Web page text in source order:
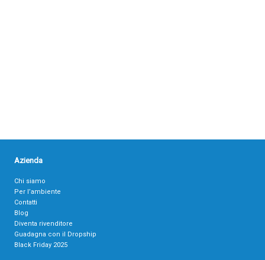
Azienda
Chi siamo
Per l’ambiente
Contatti
Blog
Diventa rivenditore
Guadagna con il Dropship
Black Friday 2025